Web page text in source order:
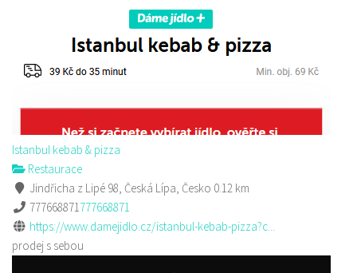
Istanbul kebab & pizza
Restaurace
Jindřicha z Lipé 98, Česká Lípa, Česko 0.12 km
777668871777668871
https://www.damejidlo.cz/istanbul-kebab-pizza?c...
prodej s sebou